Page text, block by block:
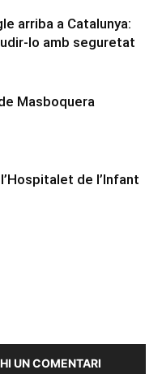
arriba a Catalunya:
lo amb seguretat
Masboquera
de l’Infant
UN COMENTARI